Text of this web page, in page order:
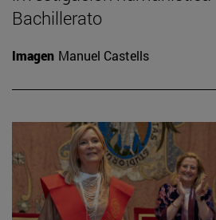
Bachillerato
Imagen Manuel Castells